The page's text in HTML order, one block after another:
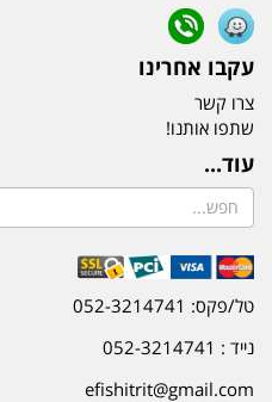
עקבו אחרינו
צרו קשר
שתפו אותנו!
עוד...
טל/פקס: 052-3214741
נייד : 052-3214741
efishitrit@gmail.com